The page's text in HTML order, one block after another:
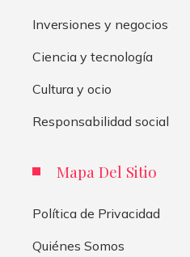
Inversiones y negocios
Ciencia y tecnología
Cultura y ocio
Responsabilidad social
Mapa Del Sitio
Política de Privacidad
Quiénes Somos